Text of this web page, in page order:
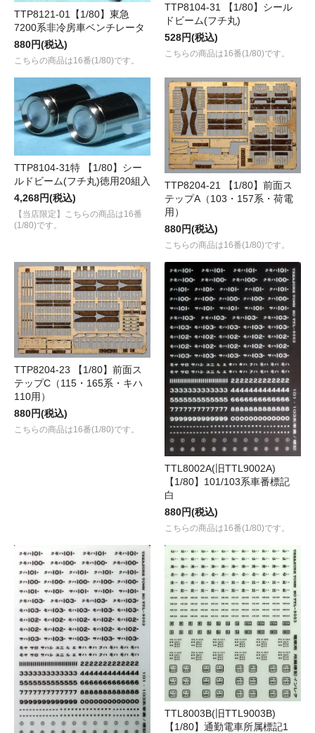
TTP8121-01【1/80】東急
7200系非冷房車ベンチレータ
880円(税込)
こちらの商品は16番(1/80)です。
TTP8104-31 【1/80】シール
ドビーム(フチ丸)
528円(税込)
こちらの商品は16番(1/80)です。
TTP8104-31特 【1/80】シー
ルドビーム(フチ丸)徳用20組入
4,268円(税込)
【当店限定】こちらの商品は16番
(1/80)です。
TTP8204-21 【1/80】前面ス
テップA（103・157系・荷電
用）
880円(税込)
こちらの商品は16番(1/80)です。
TTP8204-23 【1/80】前面ス
テップC（115・165系・キハ
110用）
880円(税込)
こちらの商品は16番(1/80)です。
TTL8002A(旧TTL9002A)
【1/80】101/103系車番標記
白
880円(税込)
こちらの商品は16番(1/80)です。
TTL8003B(旧TTL9003B)
【1/80】通勤電車所属標記1